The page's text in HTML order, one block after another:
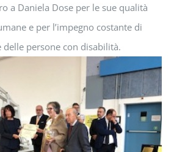
a Daniela Dose per le sue qualità
e per l’impegno costante di
persone con disabilità.